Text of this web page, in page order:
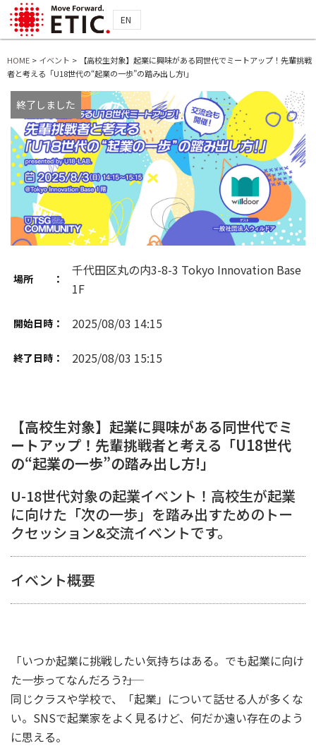
EN
HOME > イベント >
【高校生対象】起業に興味がある同世代でミートアップ！先輩挑戦
者と考える「U18世代の“起業の一歩”の踏み出し方!」
終了しました
場所 ：
千代田区丸の内3-8-3 Tokyo Innovation Base
1F
開始日時： 2025/08/03 14:15
終了日時： 2025/08/03 15:15
【高校生対象】起業に興味がある同世代でミ
ートアップ！先輩挑戦者と考える「U18世代
の“起業の一歩”の踏み出し方!」
U-18世代対象の起業イベント！高校生が起業
に向けた「次の一歩」を踏み出すためのトー
クセッション&交流イベントです。
イベント概要
「いつか起業に挑戦したい気持ちはある。でも起業に向け
た一歩ってなんだろう――?」
同じクラスや学校で、「起業」について話せる人が多くな
い。SNSで起業家をよく見るけど、何だか遠い存在のよう
に思える。